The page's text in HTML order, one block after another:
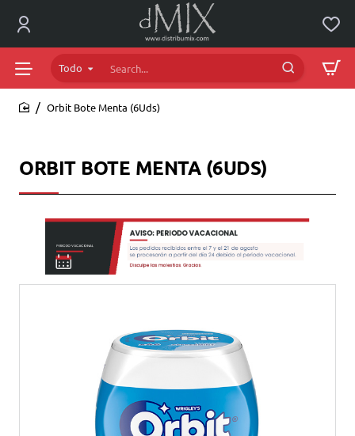
Todo
Search...
home
Orbit Bote Menta (6Uds)
ORBIT BOTE MENTA (6UDS)